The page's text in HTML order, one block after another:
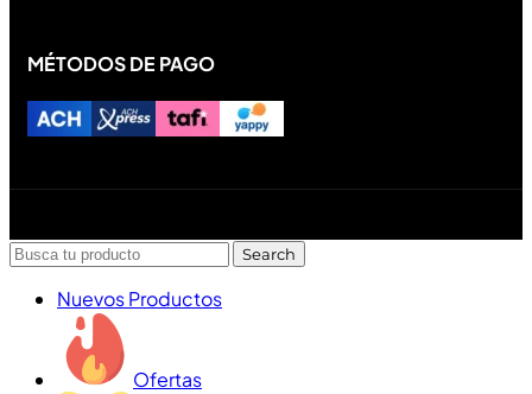
MÉTODOS DE PAGO
Search
Nuevos Productos
Ofertas